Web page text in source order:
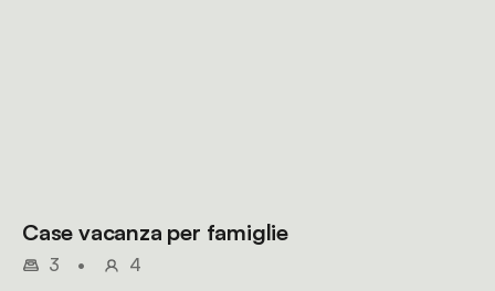
Case vacanza per famiglie
3 •
4